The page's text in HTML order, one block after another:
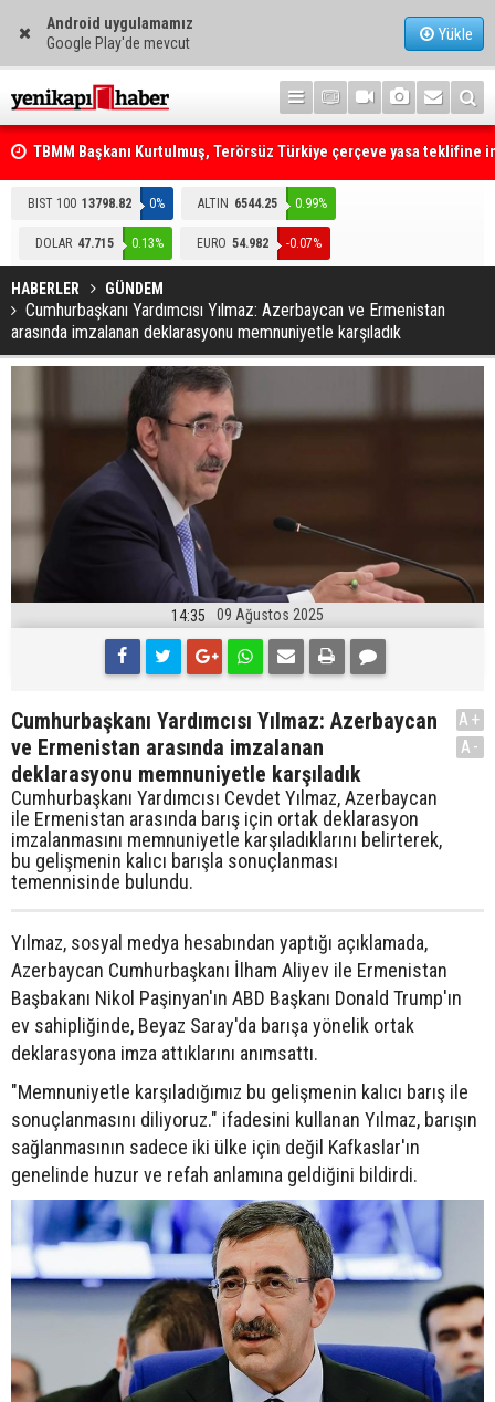
Android uygulamamız
Google Play'de mevcut
Yükle
TBMM Başkanı Kurtulmuş, Terörsüz Türkiye çerçeve yasa teklifine
attı
Telefonla arayıp "RTÜK'ten geliyoruz" dediler: Medyayı hedef alan
akılalmaz tuzak ifşa oldu
BIST 100 13798.82 0% ALTIN 6544.25 0.99%
DOLAR 47.715 0.13% EURO 54.982 -0.07%
HABERLER GÜNDEM
Cumhurbaşkanı Yardımcısı Yılmaz: Azerbaycan ve Ermenistan
arasında imzalanan deklarasyonu memnuniyetle karşıladık
14:35 09 Ağustos 2025
Cumhurbaşkanı Yardımcısı Yılmaz: Azerbaycan
ve Ermenistan arasında imzalanan
deklarasyonu memnuniyetle karşıladık
Cumhurbaşkanı Yardımcısı Cevdet Yılmaz, Azerbaycan
ile Ermenistan arasında barış için ortak deklarasyon
imzalanmasını memnuniyetle karşıladıklarını belirterek,
bu gelişmenin kalıcı barışla sonuçlanması
temennisinde bulundu.
A+
A-
Yılmaz, sosyal medya hesabından yaptığı açıklamada,
Azerbaycan Cumhurbaşkanı İlham Aliyev ile Ermenistan
Başbakanı Nikol Paşinyan'ın ABD Başkanı Donald Trump'ın
ev sahipliğinde, Beyaz Saray'da barışa yönelik ortak
deklarasyona imza attıklarını anımsattı.
"Memnuniyetle karşıladığımız bu gelişmenin kalıcı barış ile
sonuçlanmasını diliyoruz." ifadesini kullanan Yılmaz, barışın
sağlanmasının sadece iki ülke için değil Kafkaslar'ın
genelinde huzur ve refah anlamına geldiğini bildirdi.